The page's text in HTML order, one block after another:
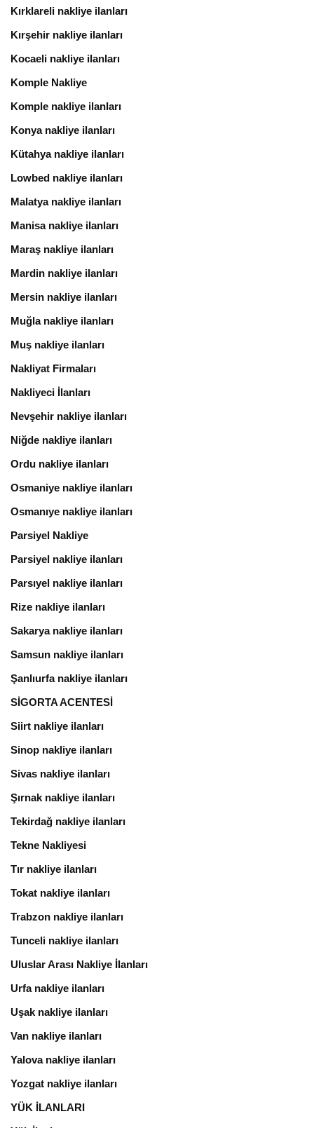
Kırklareli nakliye ilanları
Kırşehir nakliye ilanları
Kocaeli nakliye ilanları
Komple Nakliye
Komple nakliye ilanları
Konya nakliye ilanları
Kütahya nakliye ilanları
Lowbed nakliye ilanları
Malatya nakliye ilanları
Manisa nakliye ilanları
Maraş nakliye ilanları
Mardin nakliye ilanları
Mersin nakliye ilanları
Muğla nakliye ilanları
Muş nakliye ilanları
Nakliyat Firmaları
Nakliyeci İlanları
Nevşehir nakliye ilanları
Niğde nakliye ilanları
Ordu nakliye ilanları
Osmaniye nakliye ilanları
Osmanıye nakliye ilanları
Parsiyel Nakliye
Parsiyel nakliye ilanları
Parsıyel nakliye ilanları
Rize nakliye ilanları
Sakarya nakliye ilanları
Samsun nakliye ilanları
Şanlıurfa nakliye ilanları
SİGORTA ACENTESİ
Siirt nakliye ilanları
Sinop nakliye ilanları
Sivas nakliye ilanları
Şırnak nakliye ilanları
Tekirdağ nakliye ilanları
Tekne Nakliyesi
Tır nakliye ilanları
Tokat nakliye ilanları
Trabzon nakliye ilanları
Tunceli nakliye ilanları
Uluslar Arası Nakliye İlanları
Urfa nakliye ilanları
Uşak nakliye ilanları
Van nakliye ilanları
Yalova nakliye ilanları
Yozgat nakliye ilanları
YÜK İLANLARI